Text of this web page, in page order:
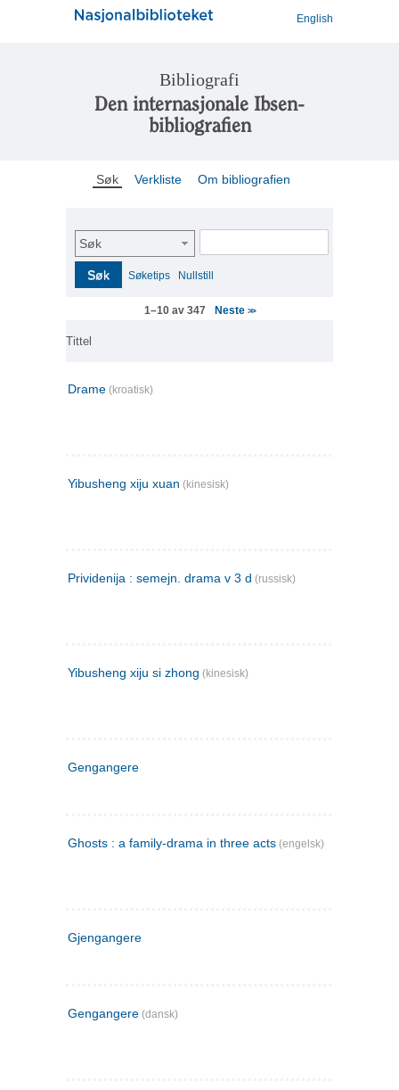
English
Bibliografi
Den internasjonale Ibsen-
bibliografien
Søk Verkliste Om bibliografien
Søk
Søk Søketips Nullstill
1–10 av 347 Neste >>
Tittel
Drame (kroatisk)
Yibusheng xiju xuan (kinesisk)
Prividenija : semejn. drama v 3 d (russisk)
Yibusheng xiju si zhong (kinesisk)
Gengangere
Ghosts : a family-drama in three acts (engelsk)
Gjengangere
Gengangere (dansk)